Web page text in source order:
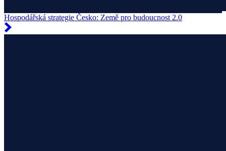
Hospodářská strategie Česko: Země pro budoucnost 2.0